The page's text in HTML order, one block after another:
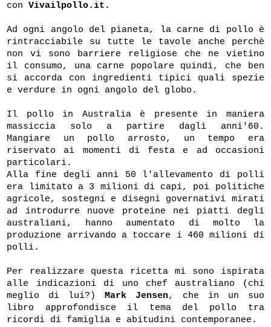
conVivailpollo.it.
Ad ogni angolo del pianeta, la carne di pollo è
rintracciabile su tutte le tavole anche perchè
non vi sono barriere religiose che ne vietino
il consumo, una carne popolare quindi, che ben
si accorda con ingredienti tipici quali spezie
e verdure in ogni angolo del globo.
Il pollo in Australia è presente in maniera
massiccia solo a partire dagli anni'60.
Mangiare un pollo arrosto, un tempo era
riservato ai momenti di festa e ad occasioni
particolari.
Alla fine degli anni 50 l'allevamento di polli
era limitato a 3 milioni di capi, poi politiche
agricole, sostegni e disegni governativi mirati
ad introdurre nuove proteine nei piatti degli
australiani, hanno aumentato di molto la
produzione arrivando a toccare i 460 milioni di
polli.
Per realizzare questa ricetta mi sono ispirata
alle indicazioni di uno chef australiano (chi
meglio di lui?)Mark Jensen, che in un suo
libro approfondisce il tema del pollo tra
ricordi di famiglia e abitudini contemporanee.